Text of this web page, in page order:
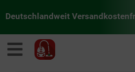
Deutschlandweit
staubsaugermanufaktur